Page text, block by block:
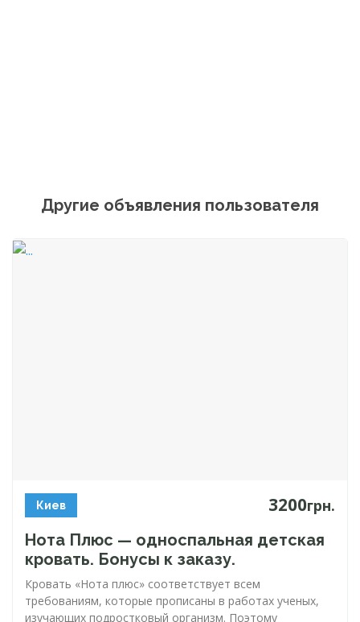
Другие объявления пользователя
Киев 3200грн.
Нота Плюс — односпальная детская
кровать. Бонусы к заказу.
Кровать «Нота плюс» соответствует всем
требованиям, которые прописаны в работах ученых,
изучающих подростковый организм. Поэтому